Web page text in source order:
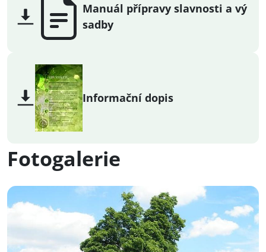
Manuál přípravy slavnosti a vý
sadby
Informační dopis
Fotogalerie